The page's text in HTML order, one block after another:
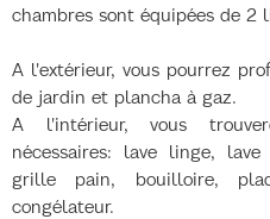
chambres sont équipées de
A l'extérieur, vous pourrez
de jardin et plancha à gaz.
A l'intérieur, vous
nécessaires: lave linge,
grille pain, bouilloire,
congélateur.